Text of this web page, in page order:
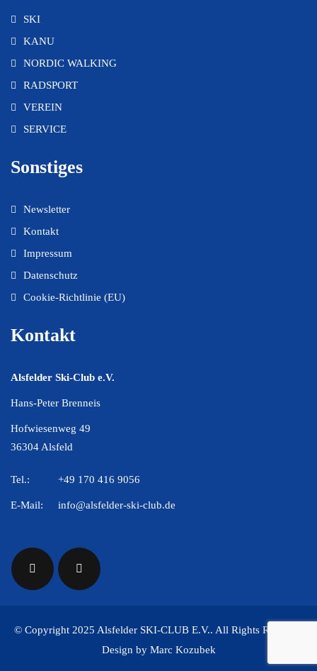
SKI
KANU
NORDIC WALKING
RADSPORT
VEREIN
SERVICE
Sonstiges
Newsletter
Kontakt
Impressum
Datenschutz
Cookie-Richtlinie (EU)
Kontakt
Alsfelder Ski-Club e.V.
Hans-Peter Brenneis
Hofwiesenweg 49
36304 Alsfeld
Tel.: +49 170 416 9056
E-Mail: info@alsfelder-ski-club.de
© Copyright 2025 Alsfelder SKI-CLUB E.V.. All Rights Reserved
Design by Marc Kozubek